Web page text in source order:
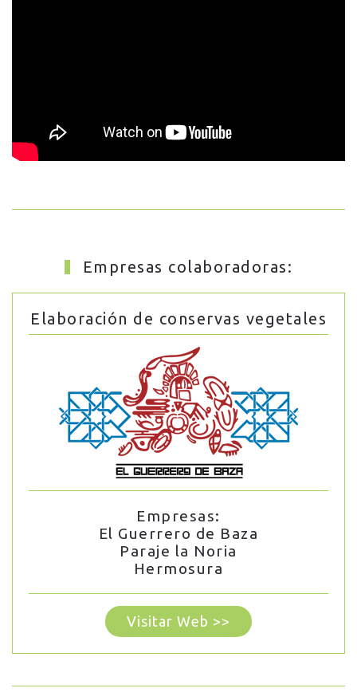
Empresas colaboradoras:
Elaboración de conservas vegetales
Empresas:
El Guerrero de Baza
Paraje la Noria
Hermosura
Visitar Web >>